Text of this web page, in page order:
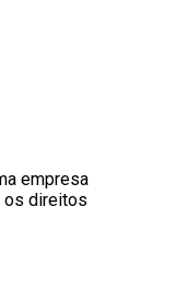
empresa
os direitos